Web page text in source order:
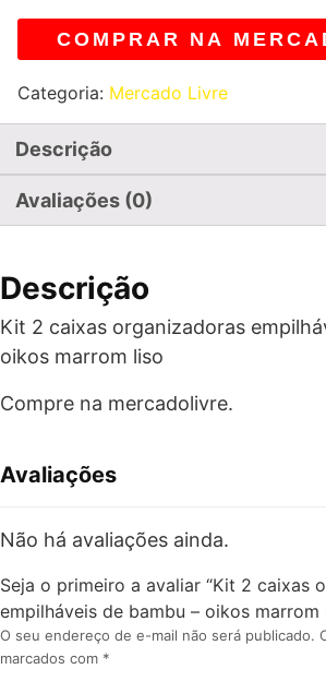
COMPRAR NA
Categoria: Mercado Livre
Descrição
Avaliações (0)
Descrição
Kit 2 caixas organizadoras
oikos marrom liso
Compre na mercadolivre.
Avaliações
Não há avaliações ainda.
Seja o primeiro a avaliar “Kit 2 caixas
empilháveis de bambu – oikos marrom
O seu endereço de e-mail não será publicado.
marcados com *